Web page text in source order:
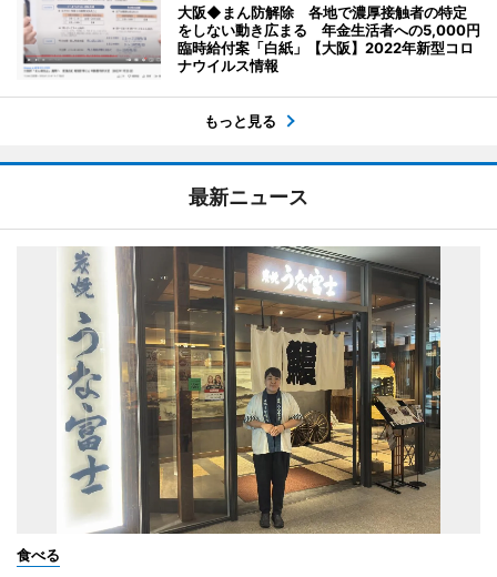
大阪◆まん防解除 各地で濃厚接触者の特定
をしない動き広まる 年金生活者への5,000円
臨時給付案「白紙」【大阪】2022年新型コロ
ナウイルス情報
もっと見る
最新ニュース
食べる